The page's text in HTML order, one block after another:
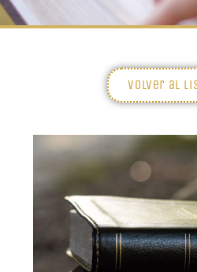
Volver al